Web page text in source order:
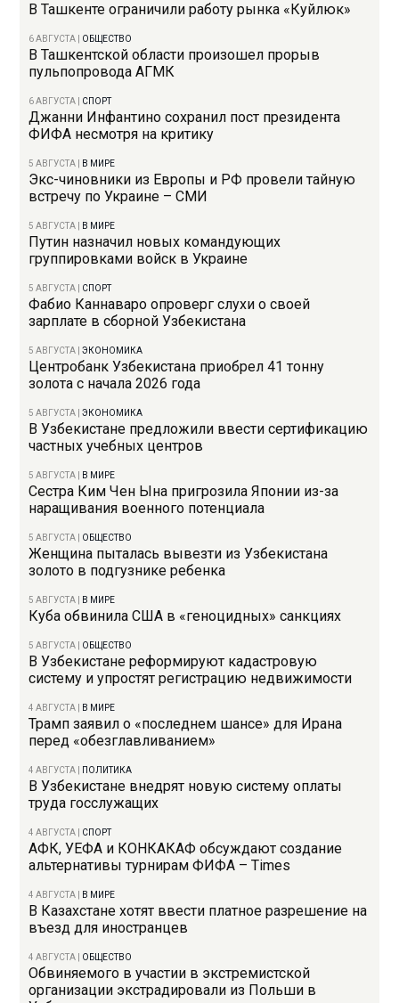
В Ташкенте ограничили работу рынка «Куйлюк»
6 АВГУСТА ОБЩЕСТВО
В Ташкентской области произошел прорыв
пульпопровода АГМК
6 АВГУСТА СПОРТ
Джанни Инфантино сохранил пост президента
ФИФА несмотря на критику
5 АВГУСТА В МИРЕ
Экс-чиновники из Европы и РФ провели тайную
встречу по Украине – СМИ
5 АВГУСТА В МИРЕ
Путин назначил новых командующих
группировками войск в Украине
5 АВГУСТА СПОРТ
Фабио Каннаваро опроверг слухи о своей
зарплате в сборной Узбекистана
5 АВГУСТА |ЭКОНОМИКА
Центробанк Узбекистана приобрел 41 тонну
золота с начала 2026 года
5 АВГУСТА |ЭКОНОМИКА
В Узбекистане предложили ввести сертификацию
частных учебных центров
5 АВГУСТА В МИРЕ
Сестра Ким Чен Ына пригрозила Японии из-за
наращивания военного потенциала
5 АВГУСТА ОБЩЕСТВО
Женщина пыталась вывезти из Узбекистана
золото в подгузнике ребенка
5 АВГУСТА В МИРЕ
Куба обвинила США в «геноцидных» санкциях
5 АВГУСТА ОБЩЕСТВО
В Узбекистане реформируют кадастровую
систему и упростят регистрацию недвижимости
4 АВГУСТА В МИРЕ
Трамп заявил о «последнем шансе» для Ирана
перед «обезглавливанием»
4 АВГУСТА ПОЛИТИКА
В Узбекистане внедрят новую систему оплаты
труда госслужащих
4 АВГУСТА СПОРТ
АФК, УЕФА и КОНКАКАФ обсуждают создание
альтернативы турнирам ФИФА – Times
4 АВГУСТА В МИРЕ
В Казахстане хотят ввести платное разрешение на
въезд для иностранцев
4 АВГУСТА ОБЩЕСТВО
Обвиняемого в участии в экстремистской
организации экстрадировали из Польши в